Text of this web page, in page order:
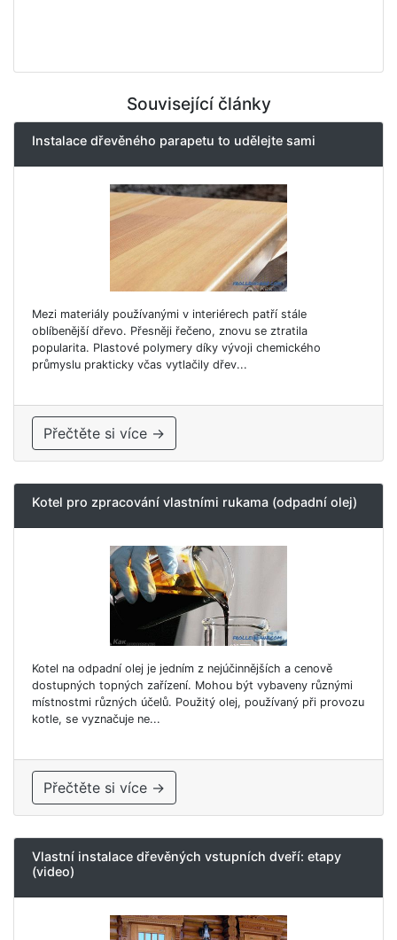
Související články
Instalace dřevěného parapetu to udělejte sami
Mezi materiály používanými v interiérech patří stále
oblíbenější dřevo. Přesněji řečeno, znovu se ztratila
popularita. Plastové polymery díky vývoji chemického
průmyslu prakticky včas vytlačily dřev...
Přečtěte si více →
Kotel pro zpracování vlastními rukama (odpadní olej)
Kotel na odpadní olej je jedním z nejúčinnějších a cenově
dostupných topných zařízení. Mohou být vybaveny různými
místnostmi různých účelů. Použitý olej, používaný při provozu
kotle, se vyznačuje ne...
Přečtěte si více →
Vlastní instalace dřevěných vstupních dveří: etapy
(video)